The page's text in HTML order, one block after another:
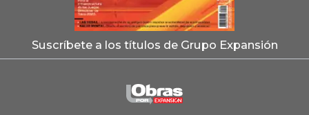
Suscríbete a los títulos de Grupo Expansión